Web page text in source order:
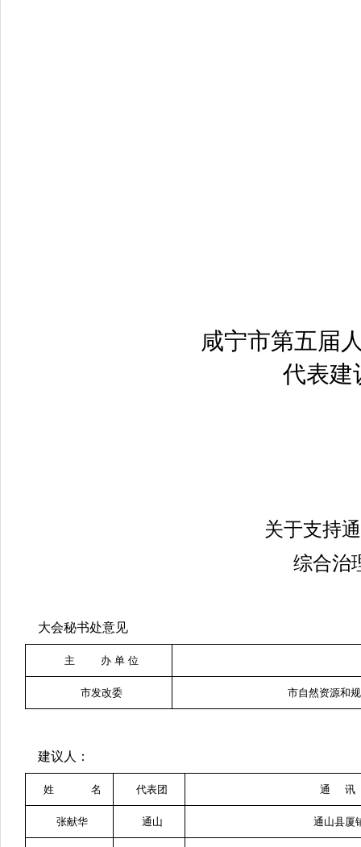
咸宁市第五届
代表建
关于支持
综合治
大会秘书处意见
主 办 单 位
市发改委 市自然资源和
建议人：
姓 名 代表团 通
张献华 通山 通山县厦